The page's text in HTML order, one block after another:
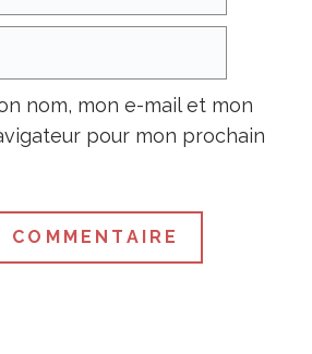
nom, mon e-mail et mon
pour mon prochain